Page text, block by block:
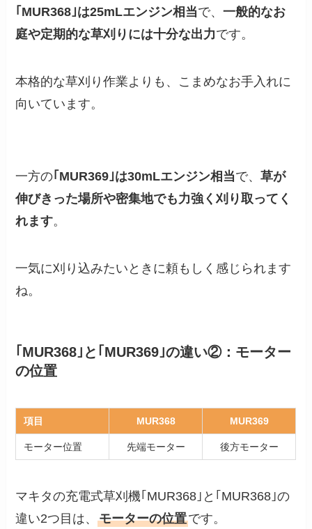
｢MUR368｣は25mLエンジン相当で、一般的なお
庭や定期的な草刈りには十分な出力です。
本格的な草刈り作業よりも、こまめなお手入れに
向いています。
一方の｢MUR369｣は30mLエンジン相当で、草が
伸びきった場所や密集地でも力強く刈り取ってく
れます。
一気に刈り込みたいときに頼もしく感じられます
ね。
｢MUR368｣と｢MUR369｣の違い②：モーター
の位置
項目 MUR368 MUR369
モーター位置 先端モーター 後方モーター
マキタの充電式草刈機｢MUR368｣と｢MUR368｣の
違い2つ目は、モーターの位置です。